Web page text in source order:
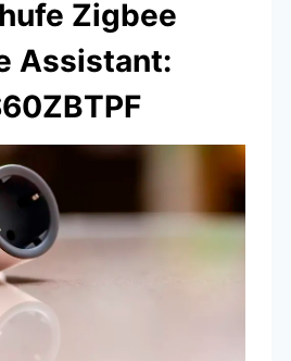
Zigbee
Assistant: